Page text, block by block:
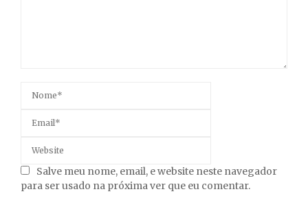
Salve meu nome, email, e website neste navegador
para ser usado na próxima ver que eu comentar.